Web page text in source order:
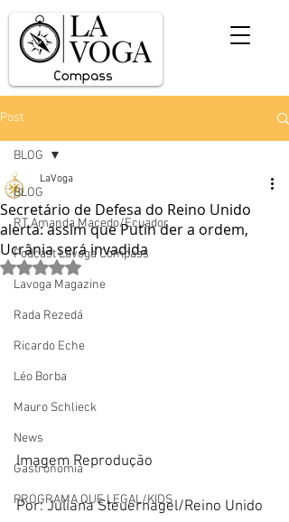
Post
BLOG
RT Amanda Macedo/Ecuador
Podcast Lavoga Compass
Lavoga Magazine
Rada Rezedá
Ricardo Eche
Léo Borba
Mauro Schlieck
News
Gastronomia
PROGRAMA QUE LEGAL/KIDS
BLOG
Secretário de Defesa do Reino Unido
alerta: assim que Putin der a ordem,
Ucrânia será invadida
LaVoga
Avaliado com NaN de 5 estrelas.
Imagem Reprodução
Por: Juliana Steuernagel/Reino Unido